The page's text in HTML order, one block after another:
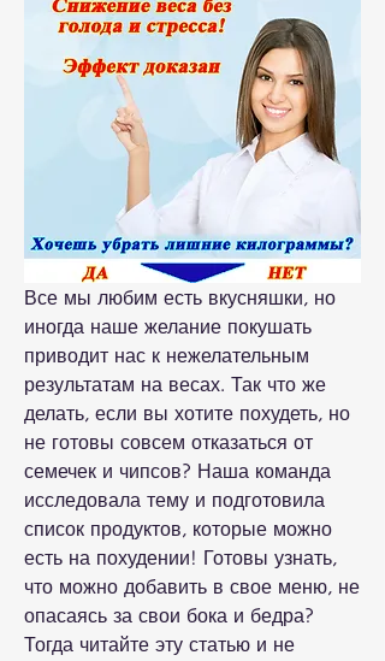
Все мы любим есть вкусняшки, но
иногда наше желание покушать
приводит нас к нежелательным
результатам на весах. Так что же
делать, если вы хотите похудеть, но
не готовы совсем отказаться от
семечек и чипсов? Наша команда
исследовала тему и подготовила
список продуктов, которые можно
есть на похудении! Готовы узнать,
что можно добавить в свое меню, не
опасаясь за свои бока и бедра?
Тогда читайте эту статью и не